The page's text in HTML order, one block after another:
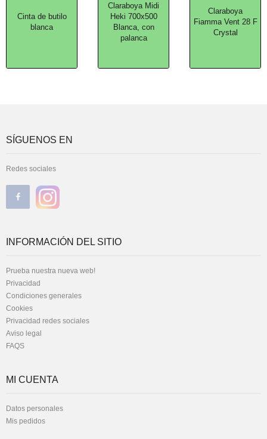
Cinta de butilo
blanca
Claraboya Midi
Heki 700x500
Blanca, con
palanca
Claraboya
Fiamma Vent 28 F
Crystal
SÍGUENOS EN
Redes sociales
INFORMACIÓN DEL SITIO
Prueba nuestra nueva web!
Privacidad
Condiciones generales
Cookies
Privacidad redes sociales
Aviso legal
FAQS
MI CUENTA
Datos personales
Mis pedidos